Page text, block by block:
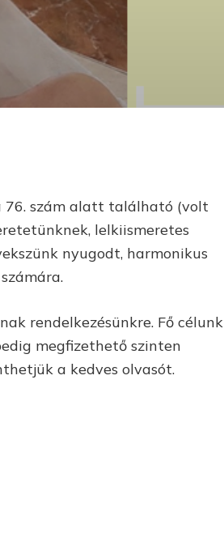
76. szám alatt található (volt
lelkiismeretes
nyugodt, harmonikus
rendelkezésünkre. Fő célunk
megfizethető szinten
a kedves olvasót.